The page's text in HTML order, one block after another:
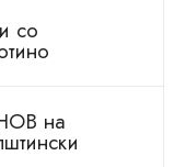
со
на